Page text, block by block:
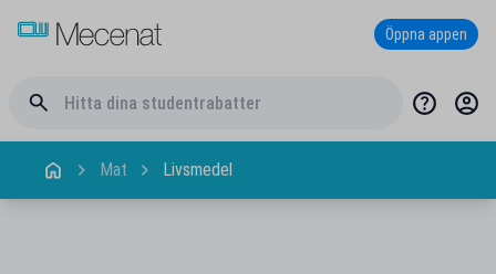
Öppna appen
Mat Livsmedel